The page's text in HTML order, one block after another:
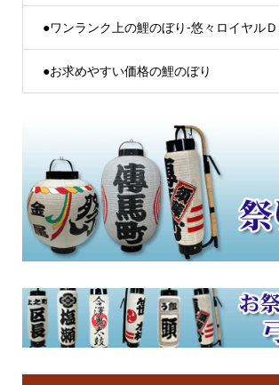
●ワンランク上の鯉のぼり-悠々ロイヤルＤ
●お求めやすい価格の鯉のぼり